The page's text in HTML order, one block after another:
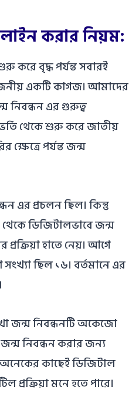
করার নিয়ম:
করে বৃদ্ধ পর্যন্ত সবারই
একটি কাগজ। আমাদের
নিবন্ধন এর গুরুত্ব
থেকে শুরু করে জাতীয়
ক্ষেত্রে পর্যন্ত জন্ম
এর প্রচলন ছিল। কিন্তু
ডিজিটালভাবে জন্ম
হাতে নেয়। আগে
ছিল ১৬। বর্তমানে এর
জন্ম নিবন্ধনটি অকেজো
জন্ম নিবন্ধন করার জন্য
অনেকের কাছেই ডিজিটাল
প্রক্রিয়া মনে হতে পারে।